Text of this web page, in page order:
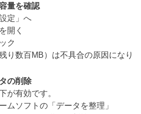
量を確認
定」へ
開く
ク
り数百MB）は不具合の原因になり
の削除
が有効です。
ムソフトの「データを整理」